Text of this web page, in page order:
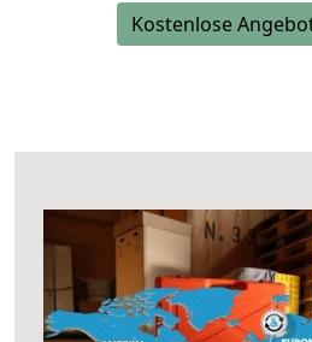
Kostenlose